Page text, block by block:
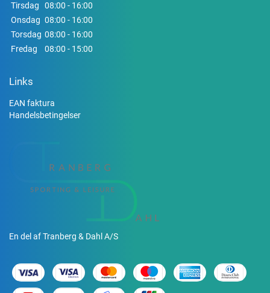
Tirsdag
08:00 - 16:00
Onsdag 08:00 - 16:00
Torsdag 08:00 - 16:00
Fredag
08:00 - 15:00
Links
EAN faktura
Handelsbetingelser
En del af Tranberg & Dahl A/S